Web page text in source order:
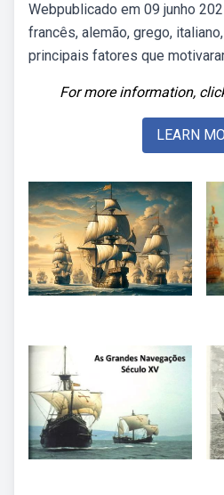
Webpublicado em 09 junho
francês, alemão, grego,
principais fatores que
For more information,
LEARN